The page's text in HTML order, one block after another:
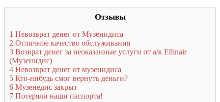
Отзывы
1 Невозврат денег от Музенидиса
2 Отличное качество обслуживания
3 Возврат денег за неоказанные услуги от а/к Ellinair
(Музенидис)
4 Невозврат денег от музенидиса
5 Кто-нибудь смог вернуть деньги?
6 Музенедис закрыт
7 Потеряли наши паспорта!